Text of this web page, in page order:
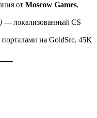
от Moscow Games,
— локализованный CS
на GoldSrc, 45K